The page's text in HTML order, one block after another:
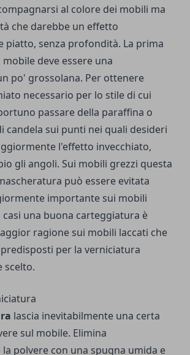
al colore dei mobili ma
che darebbe un effetto
piatto, senza profondità. La prima
deve essere una
po' grossolana. Per ottenere
necessario per lo stile di cui
passare della paraffina o
candela sui punti nei quali desideri
l'effetto invecchiato,
gli angoli. Sui mobili grezzi questa
può essere evitata
importante sui mobili
una buona carteggiatura è
ragione sui mobili laccati che
per la verniciatura
scelto.
lascia inevitabilmente una certa
sul mobile. Elimina
polvere con una spugna umida e